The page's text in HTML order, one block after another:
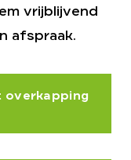
vrijblijvend
afspraak.
overkapping